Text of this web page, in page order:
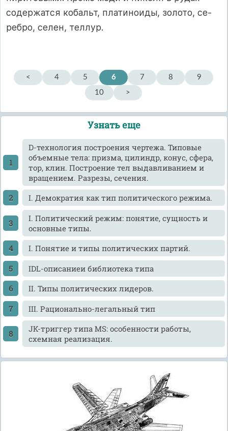
содержатся кобальт, платиноиды, золото, се­
ребро, селен, теллур.
< 4 5 6 7 8
9
10
>
Узнать еще
D-технология построения чертежа. Типовые
объемные тела: призма, цилиндр, конус, сфера,
тор, клин. Построение тел выдавливанием и
вращением. Разрезы, сечения.
I. Демократия как тип политического режима.
I. Политический режим: понятие, сущность и
основные типы.
I. Понятие и типы политических партий.
IDL-описаниеи библиотека типа
II. Типы политических лидеров.
III. Рационально-легальный тип
JK-тpиггеp типа MS: особенности работы,
схемная реализация.